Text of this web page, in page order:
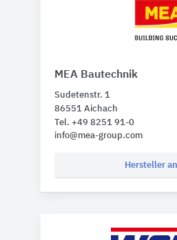
MEA Bautechnik
Sudetenstr. 1
86551 Aichach
Tel. +49 8251 91-0
info@mea-group.com
Hersteller